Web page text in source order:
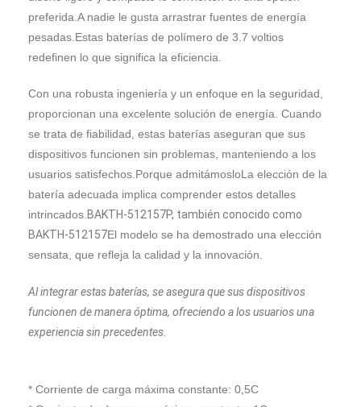
preferida.A nadie le gusta arrastrar fuentes de energía
pesadas.Estas baterías de polímero de 3.7 voltios
redefinen lo que significa la eficiencia.
Con una robusta ingeniería y un enfoque en la seguridad,
proporcionan una excelente solución de energía. Cuando
se trata de fiabilidad, estas baterías aseguran que sus
dispositivos funcionen sin problemas, manteniendo a los
usuarios satisfechos.Porque admitámosloLa elección de la
batería adecuada implica comprender estos detalles
intrincados.BAKTH-512157P, también conocido como
BAKTH-512157El modelo se ha demostrado una elección
sensata, que refleja la calidad y la innovación.
Al integrar estas baterías, se asegura que sus dispositivos
funcionen de manera óptima, ofreciendo a los usuarios una
experiencia sin precedentes.
* Corriente de carga máxima constante: 0,5C